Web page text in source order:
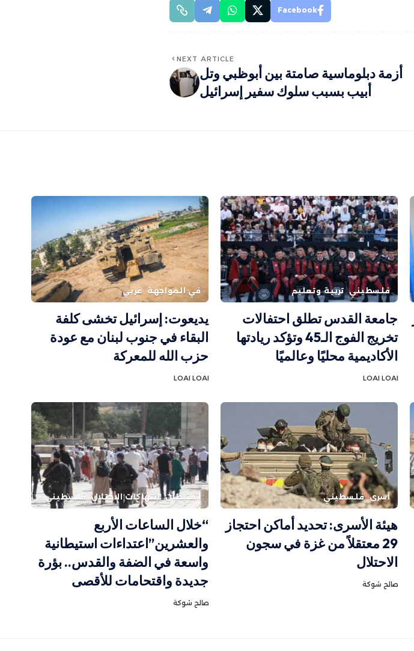
Facebook
NEXT ARTICLE
أزمة دبلوماسية صامتة بين أبوظبي وتل
أبيب بسبب سلوك سفير إسرائيل
فلسطيني تربية وتعليم
جامعة القدس تطلق احتفالات
تخريج الفوج الـ45 وتؤكد ريادتها
الأكاديمية محليًا وعالميًا
LOAI LOAI
في المواجهة عربي
يديعوت: إسرائيل تخشى كلفة
البقاء في جنوب لبنان مع عودة
حزب الله للمعركة
LOAI LOAI
أسرى فلسطيني
هيئة الأسرى: تحديد أماكن احتجاز
29 معتقلاً من غزة في سجون
الاحتلال
صالح شوكة
استيطان انتهاكات الاحتلال فلسطيني
“خلال الساعات الأربع
والعشرين”اعتداءات استيطانية
واسعة في الضفة والقدس.. بؤرة
جديدة واقتحامات للأقصى
صالح شوكة